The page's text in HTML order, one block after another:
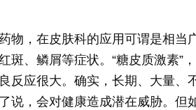
物，在皮肤科的应用可谓是相当
、鳞屑等症状。“糖皮质激素”
反应很大。确实，长期、大量、
说，会对健康造成潜在威胁。但